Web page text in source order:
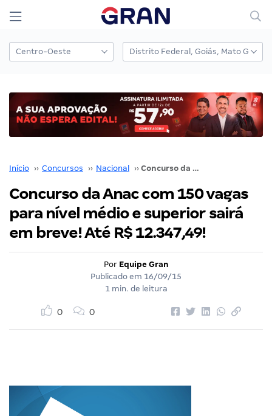
Início ›› Concursos ›› Nacional ›› Concurso da Anac com 150 vagas para nível médio e superior sairá em breve! Até R$ 12.347,49!
Concurso da Anac com 150 vagas
para nível médio e superior sairá
em breve! Até R$ 12.347,49!
Por Equipe Gran
Publicado em 16/09/15
1 min. de leitura
0 0